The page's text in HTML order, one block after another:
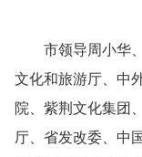
市领导周小华、
文化和旅游厅、中
院、紫荆文化集团
厅、省发改委、中